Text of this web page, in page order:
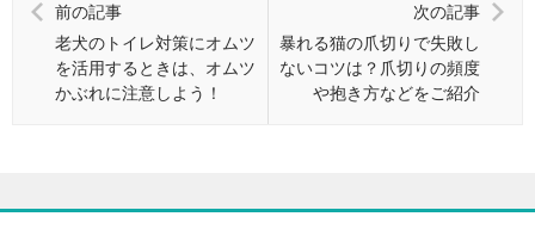
前の記事
老犬のトイレ対策にオムツ
を活用するときは、オムツ
かぶれに注意しよう！
次の記事
暴れる猫の爪切りで失敗し
ないコツは？爪切りの頻度
や抱き方などをご紹介